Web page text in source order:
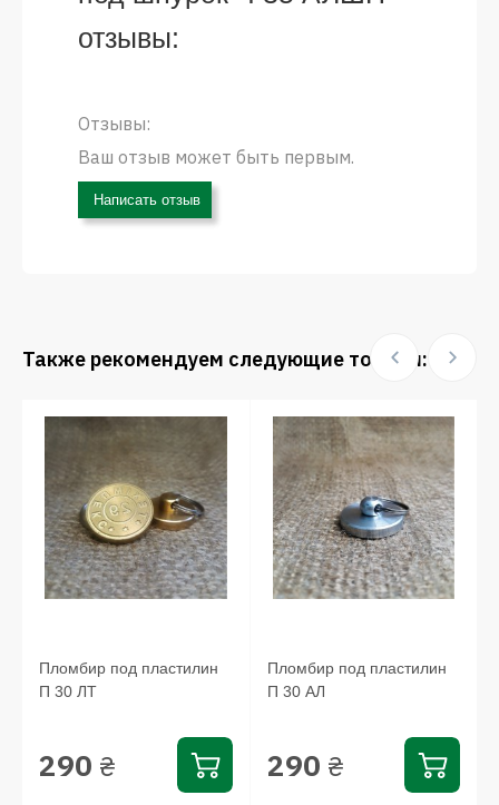
отзывы:
Отзывы:
Ваш отзыв может быть первым.
Написать отзыв
Также рекомендуем следующие товары:
Пломбир под пластилин
П 30 ЛТ
290 ₴
Пломбир под пластилин
П 30 АЛ
290 ₴